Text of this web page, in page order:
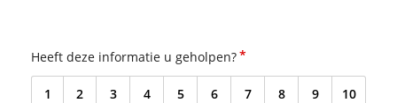
Heeft deze informatie u geholpen?*
1 2 3 4 5 6 7 8 9 10